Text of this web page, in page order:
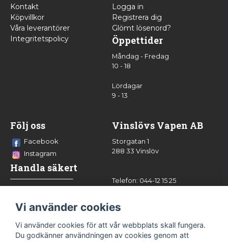
Kontakt
Köpvillkor
Våra leverantörer
Integritetspolicy
Logga in
Registrera dig
Glömt lösenord?
Öppettider
Måndag - Fredag
10 - 18
Lördagar
9 - 13
Följ oss
Facebook
Instagram
Handla säkert
Vinslövs Vapen AB
Storgatan 1
288 33 Vinslöv
Telefon: 044-12 15 25
Vi använder cookies
Vi använder cookies för att vår webbplats skall fungera.
Du godkänner användningen av cookies genom att